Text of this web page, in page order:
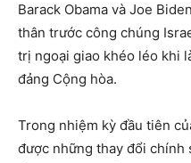
Barack Obama và Joe
thân trước công chúng
trị ngoại giao khéo léo khi
đảng Cộng hòa.
Trong nhiệm kỳ đầu tiên
được những thay đổi chính